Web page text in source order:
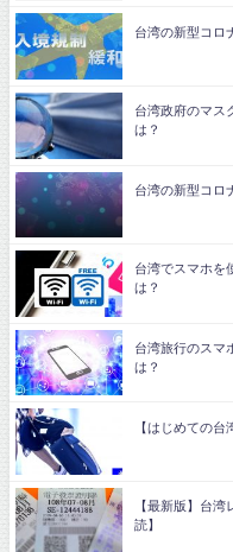
台湾の新型コロ
台湾政府のマス
は？
台湾の新型コロ
台湾でスマホを
は？
台湾旅行のスマ
は？
【はじめての
【最新版】台
読】